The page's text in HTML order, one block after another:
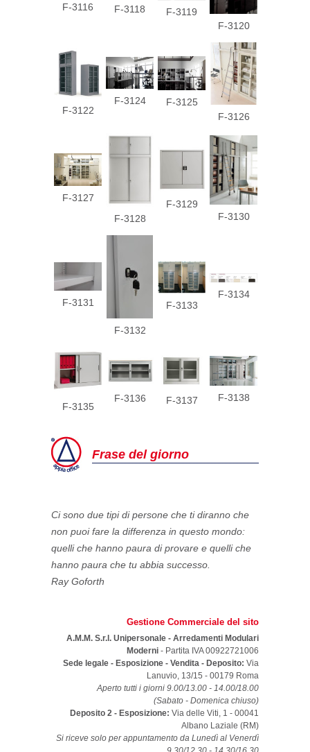
F-3116 F-3118
F-3119
F-3120
F-3122
F-3124
F-3125
F-3126
F-3127
F-3128
F-3129
F-3130
F-3131
F-3132
F-3133
F-3134
F-3135
F-3136 F-3137 F-3138
Frase del giorno
Ci sono due tipi di persone che ti diranno che
non puoi fare la differenza in questo mondo:
quelli che hanno paura di provare e quelli che
hanno paura che tu abbia successo.
Ray Goforth
Gestione Commerciale del sito
A.M.M. S.r.l. Unipersonale - Arredamenti Modulari
Moderni - Partita IVA 00922721006
Sede legale - Esposizione - Vendita - Deposito: Via
Lanuvio, 13/15 - 00179 Roma
Aperto tutti i giorni 9.00/13.00 - 14.00/18.00
(Sabato - Domenica chiuso)
Deposito 2 - Esposizione: Via delle Viti, 1 - 00041
Albano Laziale (RM)
Si riceve solo per appuntamento da Lunedì al Venerdì